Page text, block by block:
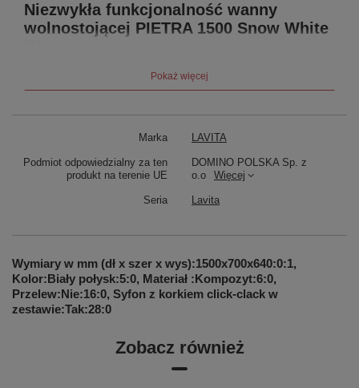
Niezwykła funkcjonalność wanny
wolnostojącej PIETRA 1500 Snow White
Wanna wolnostojąca PIETRA posiada w komplecie stelaż
poziomujący, nóżki oraz syfon z korkiem click-clack,
Przemyślana konstrukcja wanny, poparta wieloletnim
wyjątkową wygodę i odprężenie podczas kąpieli.
PIETRA
została wykonana z cenionego materiału jakim
jest kompozyt, który jest odporny na powstawanie
zarysowań i odbarwień. Specjalna powłoka chroni przed
osadzaniem się bakterii i osadu. Wanna posiada
się jego walorami estetycznymi i funkcjonalnymi przez
Pokaż więcej
Marka LAVITA
Podmiot odpowiedzialny za ten
produkt na terenie UE
DOMINO POLSKA Sp. z
o.o
Więcej
Seria Lavita
Wymiary w mm (dł x szer x wys):1500x700x640:0:1,
Kolor:Biały połysk:5:0, Materiał :Kompozyt:6:0,
Przelew:Nie:16:0, Syfon z korkiem click-clack w
zestawie:Tak:28:0
Zobacz również